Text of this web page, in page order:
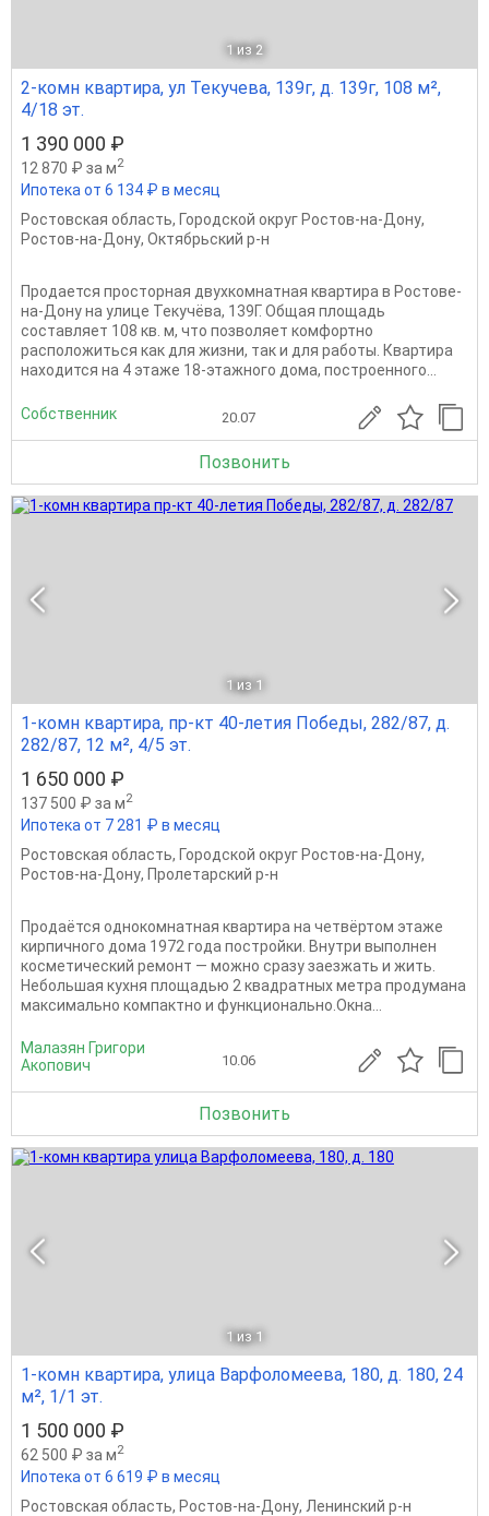
1 из 2
2-комн квартира, ул Текучева, 139г, д. 139г, 108 м²,
4/18 эт.
1 390 000 ₽
12 870 ₽ за м2
Ипотека от 6 134 ₽ в месяц
Ростовская область, Городской округ Ростов-на-Дону,
Ростов-на-Дону, Октябрьский р-н
Продается просторная двухкомнатная квартира в Ростове-
на-Дону на улице Текучёва, 139Г. Общая площадь
составляет 108 кв. м, что позволяет комфортно
расположиться как для жизни, так и для работы. Квартира
находится на 4 этаже 18-этажного дома, построенного...
Собственник 20.07
Позвонить
1 из 1
1-комн квартира, пр-кт 40-летия Победы, 282/87, д.
282/87, 12 м², 4/5 эт.
1 650 000 ₽
137 500 ₽ за м2
Ипотека от 7 281 ₽ в месяц
Ростовская область, Городской округ Ростов-на-Дону,
Ростов-на-Дону, Пролетарский р-н
Продаётся однокомнатная квартира на четвёртом этаже
кирпичного дома 1972 года постройки. Внутри выполнен
косметический ремонт — можно сразу заезжать и жить.
Небольшая кухня площадью 2 квадратных метра продумана
максимально компактно и функционально.Окна...
Малазян Григори
Акопович
10.06
Позвонить
1 из 1
1-комн квартира, улица Варфоломеева, 180, д. 180, 24
м², 1/1 эт.
1 500 000 ₽
62 500 ₽ за м2
Ипотека от 6 619 ₽ в месяц
Ростовская область, Ростов-на-Дону, Ленинский р-н